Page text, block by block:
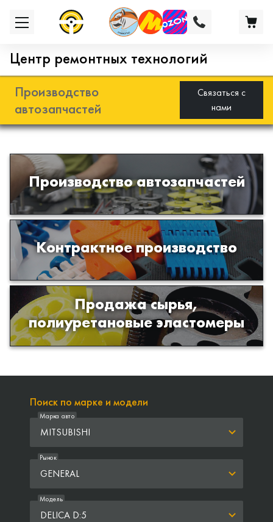
Центр ремонтных технологий
Производство
автозапчастей
Связаться с
нами
Производство автозапчастей
Разработка и производство деталей
из эластомеров для подвески
автомобиля
Контрактное производство
Производство изделий из пластиков
и полимеров по образцам либо
чертежам заказчика
Продажа сырья,
полиуретановые эластомеры
Продажа сырья для производства
изделий из полиуретана
Поиск по марке и модели
MITSUBISHI
Марка авто
GENERAL
Рынок
DELICA D:5
Модель